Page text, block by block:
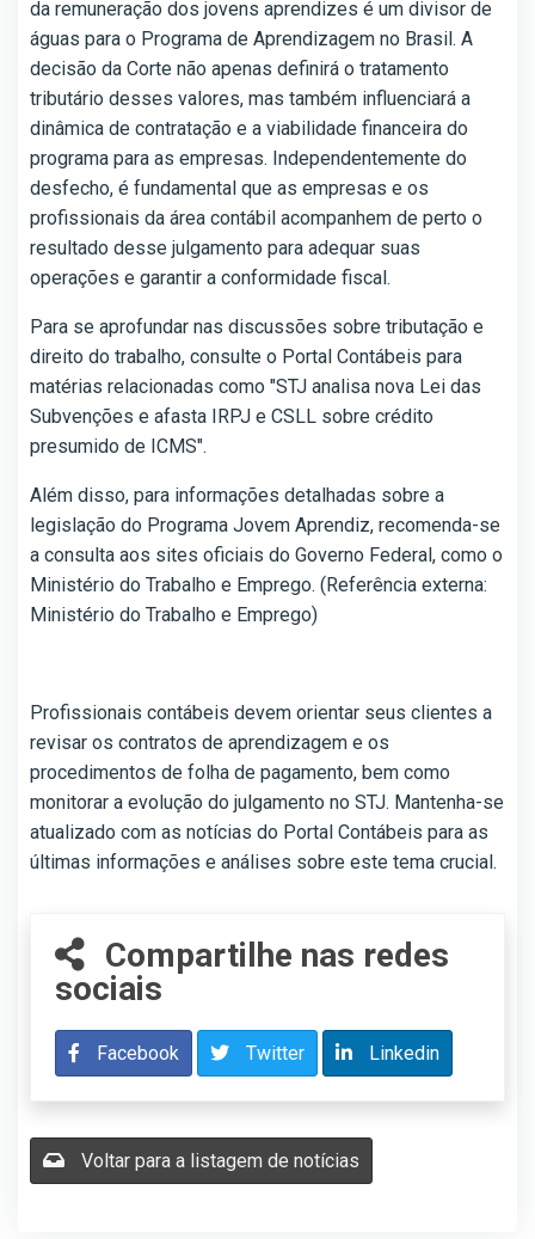
da remuneração dos jovens aprendizes é um divisor de
águas para o Programa de Aprendizagem no Brasil. A
decisão da Corte não apenas definirá o tratamento
tributário desses valores, mas também influenciará a
dinâmica de contratação e a viabilidade financeira do
programa para as empresas. Independentemente do
desfecho, é fundamental que as empresas e os
profissionais da área contábil acompanhem de perto o
resultado desse julgamento para adequar suas
operações e garantir a conformidade fiscal.
Para se aprofundar nas discussões sobre tributação e
direito do trabalho, consulte o Portal Contábeis para
matérias relacionadas como "STJ analisa nova Lei das
Subvenções e afasta IRPJ e CSLL sobre crédito
presumido de ICMS".
Além disso, para informações detalhadas sobre a
legislação do Programa Jovem Aprendiz, recomenda-se
a consulta aos sites oficiais do Governo Federal, como o
Ministério do Trabalho e Emprego. (Referência externa:
Ministério do Trabalho e Emprego)
Profissionais contábeis devem orientar seus clientes a
revisar os contratos de aprendizagem e os
procedimentos de folha de pagamento, bem como
monitorar a evolução do julgamento no STJ. Mantenha-se
atualizado com as notícias do Portal Contábeis para as
últimas informações e análises sobre este tema crucial.
Compartilhe nas redes
sociais
Facebook Twitter Linkedin
Voltar para a listagem de notícias